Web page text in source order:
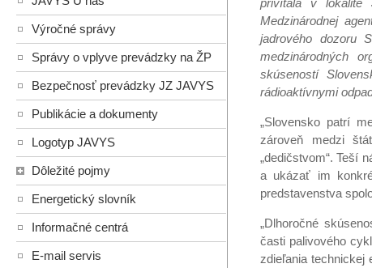
Výročné správy
Správy o vplyve prevádzky na ŽP
Bezpečnosť prevádzky JZ JAVYS
Publikácie a dokumenty
Logotyp JAVYS
Dôležité pojmy
Energetický slovník
Informačné centrá
E-mail servis
Medzinárodnej
jadrového dozoru
medzinárodných
skúseností
rádioaktívnymi
„Slovensko patrí
zároveň medzi
„dedičstvom“. Teší
a ukázať im
predstavenstva
„Dlhoročné
časti palivového
zdieľania technickej